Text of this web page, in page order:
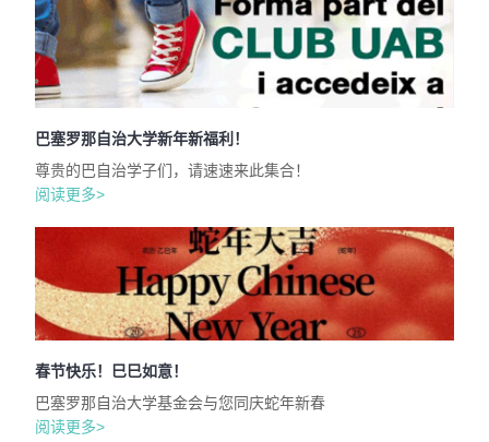
巴塞罗那自治大学新年新福利！
尊贵的巴自治学子们，请速速来此集合！
阅读更多>
春节快乐！巳巳如意！
巴塞罗那自治大学基金会与您同庆蛇年新春
阅读更多>